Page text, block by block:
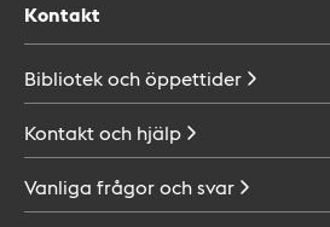
Kontakt
Bibliotek ochöppettider
Kontakt och hjälp
Vanliga frågor ochsvar